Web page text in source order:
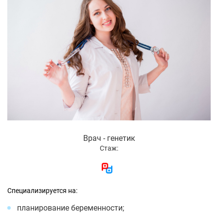
Врач - генетик
Стаж:
Специализируется на:
планирование беременности;